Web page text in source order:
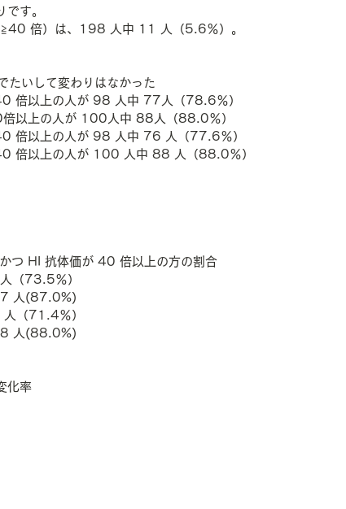
す。
倍）は、198 人中 11 人（5.6％）。
いして変わりはなかった
倍以上の人が 98 人中 77人（78.6％）
以上の人が 100人中 88人（88.0％）
倍以上の人が 98 人中 76 人（77.6％）
倍以上の人が 100 人中 88 人（88.0％）
つ HI 抗体価が 40 倍以上の方の割合
（73.5％）
人(87.0%)
人（71.4％）
人(88.0%)
化率